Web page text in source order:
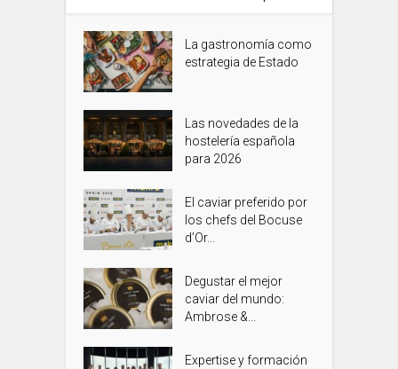
La gastronomía como
estrategia de Estado
Las novedades de la
hostelería española
para 2026
El caviar preferido por
los chefs del Bocuse
d’Or...
Degustar el mejor
caviar del mundo:
Ambrose &...
Expertise y formación